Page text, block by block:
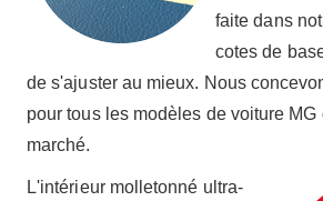
faite dans
cotes de
de s'ajuster au mieux. Nous
pour tous les modèles de voiture
marché.
L'intérieur molletonné ultra-